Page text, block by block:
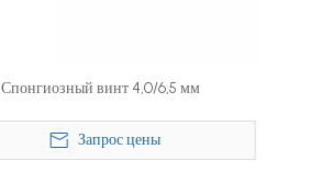
Спонгиозный винт 4,0/6,5 мм
Запрос цены